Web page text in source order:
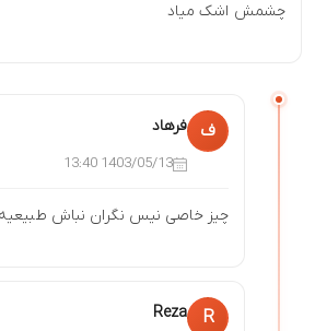
چشمش اشک میاد
ف فرهاد
1403/05/13 13:40
چیز خاصی نیس نگران نباش طبیعیه
R
Reza